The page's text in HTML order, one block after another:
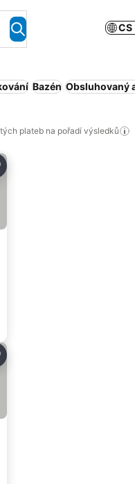
CS
Bazén Obsluhovaný
plateb na pořadí výsledků
na seznam
na seznam